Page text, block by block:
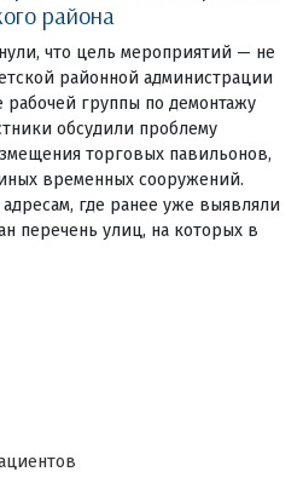
района
что цель мероприятий — не
районной администрации
рабочей группы по демонтажу
обсудили проблему
торговых павильонов,
временных сооружений.
где ранее уже выявляли
перечень улиц, на которых в